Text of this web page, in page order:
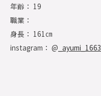
年齢： 19
職業：
身長： 161㎝
instagram： @ _ayumi_1663